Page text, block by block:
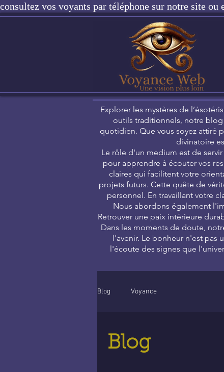
consultez vos voyants par téléphone sur notre site
Explorer les mystères de
outils traditionnels, notre
quotidien. Que vous soyez attiré
divinatoire
Le rôle d'un medium est de
pour apprendre à écouter vos
claires qui facilitent votre
projets futurs. Cette quête de
personnel. En travaillant votre
Nous abordons également
Retrouver une paix intérieure
Dans les moments de doute,
l'avenir. Le bonheur n'est pas
l'écoute des signes que
Blog Voyance
Blog